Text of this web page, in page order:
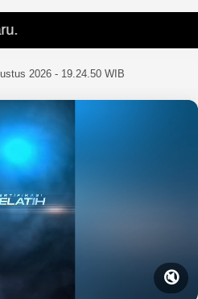
2026 - 19.24.51 WIB
🔇